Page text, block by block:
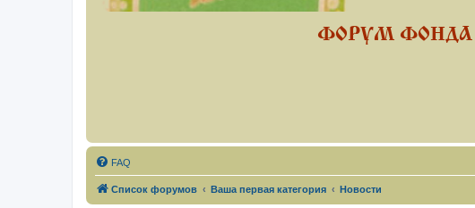
ФОРУМ ФОНДА
FAQ
Список форумов Ваша первая категория Новости